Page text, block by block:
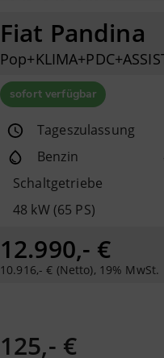
Fiat Pandina
sofort verfügbar
Tageszulassung
Benzin
Schaltgetriebe
48 kW (65 PS)
12.990,- €
10.916,- € (Netto), 19% MwSt.
125,- €